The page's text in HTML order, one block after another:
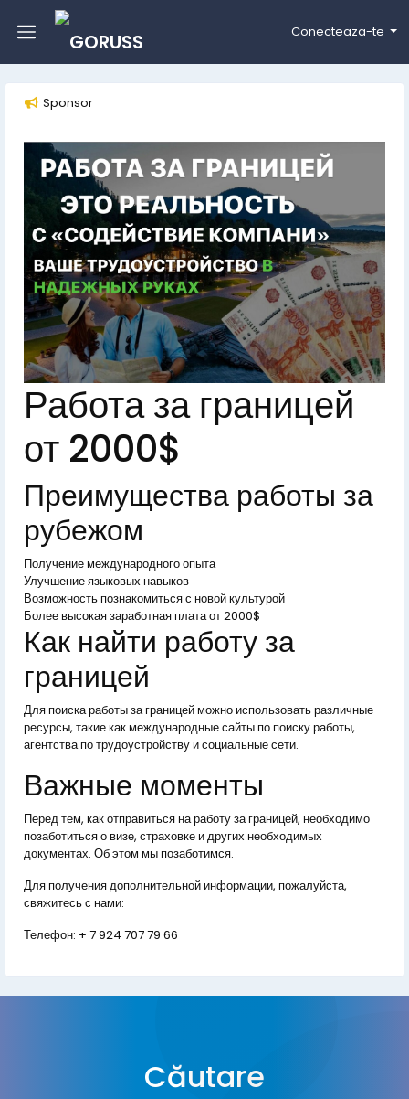
Conecteaza-te
Sponsor
Работа за границей
от 2000$
Преимущества работы за
рубежом
Получение международного опыта
Улучшение языковых навыков
Возможность познакомиться с новой культурой
Более высокая заработная плата от 2000$
Как найти работу за
границей
Для поиска работы за границей можно использовать различные
ресурсы, такие как международные сайты по поиску работы,
агентства по трудоустройству и социальные сети.
Важные моменты
Перед тем, как отправиться на работу за границей, необходимо
позаботиться о визе, страховке и других необходимых
документах. Об этом мы позаботимся.
Для получения дополнительной информации, пожалуйста,
свяжитесь с нами:
Телефон: + 7 924 707 79 66
Căutare